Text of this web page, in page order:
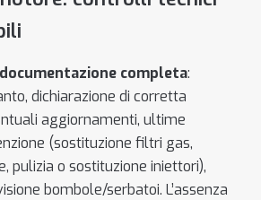
documentazione completa:
dichiarazione di corretta
aggiornamenti, ultime
(sostituzione filtri gas,
pulizia o sostituzione iniettori),
bombole/serbatoi. L’assenza